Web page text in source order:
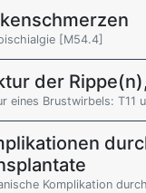
[M54.4]
der
eines Brustwirbels: T11
Komplikation